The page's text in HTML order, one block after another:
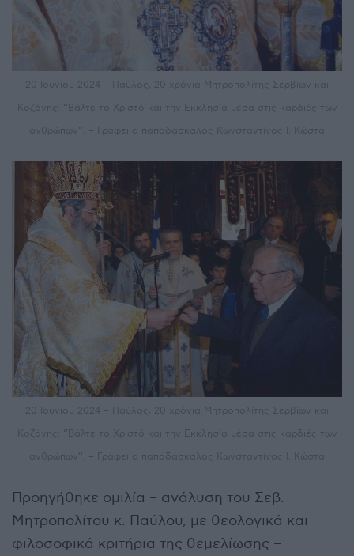
20 Ιουνίου 2024 – Παύλος, 20 χρόνια Μητροπολίτης Σερβίων και
Κοζάνης: ‘’Βάλτε το Χριστό και την Εκκλησία μέσα στις καρδιές των
ανθρώπων’’. – Γράφει ο παπαδάσκαλος Κωνσταντίνος Ι. Κώστα
20 Ιουνίου 2024 – Παύλος, 20 χρόνια Μητροπολίτης Σερβίων και
Κοζάνης: ‘’Βάλτε το Χριστό και την Εκκλησία μέσα στις καρδιές των
ανθρώπων’’. – Γράφει ο παπαδάσκαλος Κωνσταντίνος Ι. Κώστα
Προηγήθηκε ομιλία – ανάλυση του Σεβ.
Μητροπολίτου κ. Παύλου, με θεολογικά και
φιλοσοφικά κριτήρια της θεμελίωσης –